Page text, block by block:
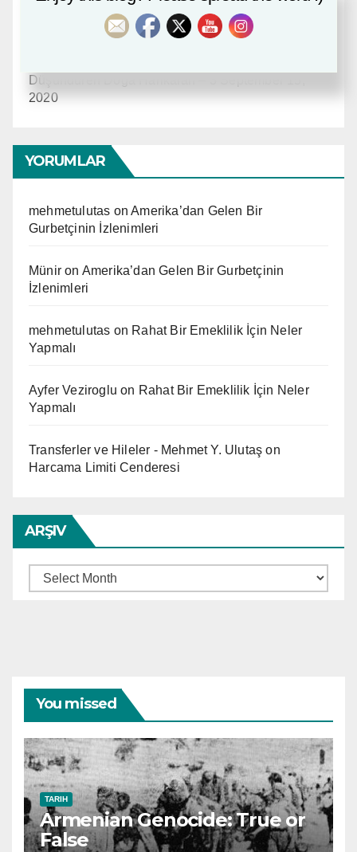
Amerika’dan Gelen Bir Gurbetçinin İzlenimleri
September 21, 2020
Düşündüren Doğa Harikaları – 3
2020
YORUMLAR
mehmetulutas onAmerika’dan Gelen Bir
Gurbetçinin İzlenimleri
Münir on Amerika’dan Gelen Bir Gurbetçinin
İzlenimleri
mehmetulutas on Rahat Bir Emeklilik İçin Neler
Yapmalı
Ayfer Veziroglu on Rahat Bir Emeklilik İçin Neler
Yapmalı
Transferler ve Hileler - Mehmet Y. Ulutaş on
Harcama Limiti Cenderesi
ARŞIV
Arşiv
You missed
TARIH
Armenian Genocide: True or
False